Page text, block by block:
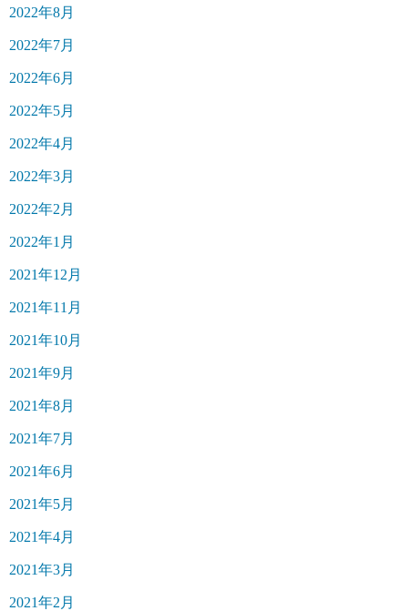
2022年8月
2022年7月
2022年6月
2022年5月
2022年4月
2022年3月
2022年2月
2022年1月
2021年12月
2021年11月
2021年10月
2021年9月
2021年8月
2021年7月
2021年6月
2021年5月
2021年4月
2021年3月
2021年2月